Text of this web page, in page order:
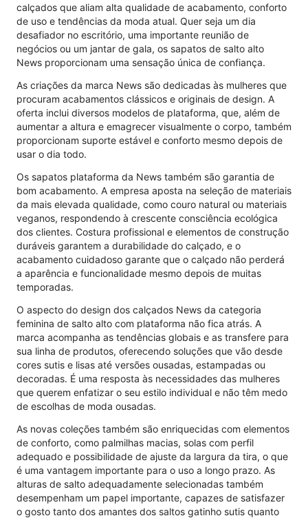
calçados que aliam alta qualidade de acabamento, conforto
de uso e tendências da moda atual. Quer seja um dia
desafiador no escritório, uma importante reunião de
negócios ou um jantar de gala, os sapatos de salto alto
News proporcionam uma sensação única de confiança.
As criações da marca News são dedicadas às mulheres que
procuram acabamentos clássicos e originais de design. A
oferta inclui diversos modelos de plataforma, que, além de
aumentar a altura e emagrecer visualmente o corpo, também
proporcionam suporte estável e conforto mesmo depois de
usar o dia todo.
Os sapatos plataforma da News também são garantia de
bom acabamento. A empresa aposta na seleção de materiais
da mais elevada qualidade, como couro natural ou materiais
veganos, respondendo à crescente consciência ecológica
dos clientes. Costura profissional e elementos de construção
duráveis ​​garantem a durabilidade do calçado, e o
acabamento cuidadoso garante que o calçado não perderá
a aparência e funcionalidade mesmo depois de muitas
temporadas.
O aspecto do design dos calçados News da categoria
feminina de salto alto com plataforma não fica atrás. A
marca acompanha as tendências globais e as transfere para
sua linha de produtos, oferecendo soluções que vão desde
cores sutis e lisas até versões ousadas, estampadas ou
decoradas. É uma resposta às necessidades das mulheres
que querem enfatizar o seu estilo individual e não têm medo
de escolhas de moda ousadas.
As novas coleções também são enriquecidas com elementos
de conforto, como palmilhas macias, solas com perfil
adequado e possibilidade de ajuste da largura da tira, o que
é uma vantagem importante para o uso a longo prazo. As
alturas de salto adequadamente selecionadas também
desempenham um papel importante, capazes de satisfazer
o gosto tanto dos amantes dos saltos gatinho sutis quanto